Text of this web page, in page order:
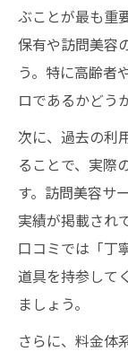
ぶことが最も重
保有や訪問美容
う。特に高齢者
ロであるかどう
次に、過去の利
ることで、実際
す。訪問美容サ
実績が掲載され
口コミでは「丁
道具を持参して
ましょう。
さらに、料金体